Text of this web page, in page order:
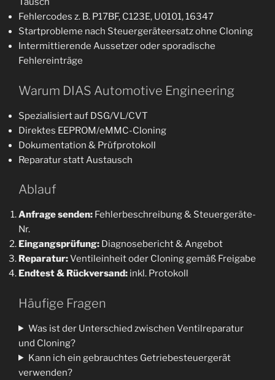
Fehlercodes z. B. P17BF, C123E, U0101, 16347
Startprobleme nach Steuergeräteersatz ohne Cloning
Intermittierende Aussetzer oder sporadische
Fehlereinträge
Warum DIAS Automotive Engineering
Spezialisiert auf DSG/VL/CVT
Direktes EEPROM/eMMC-Cloning
Dokumentation & Prüfprotokoll
Reparatur statt Austausch
Ablauf
Anfrage senden: Fehlerbeschreibung & Steuergeräte-
Nr.
Eingangsprüfung: Diagnosebericht & Angebot
Reparatur:Ventileinheit oder Cloning gemäß Freigabe
Endtest & Rückversand: inkl. Protokoll
Häufige Fragen
Was ist der Unterschied zwischen Ventilreparatur
und Cloning?
Kann ich ein gebrauchtes Getriebesteuergerät
verwenden?